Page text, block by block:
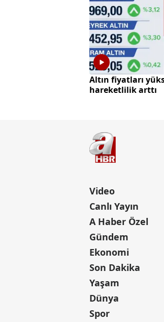
Altın fiyatları
hareketlilik arttı
Video
Canlı Yayın
A Haber Özel
Gündem
Ekonomi
Son Dakika
Yaşam
Dünya
Spor